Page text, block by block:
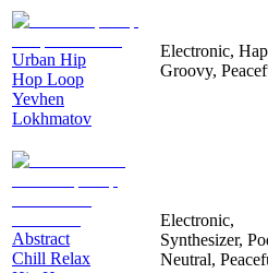
Urban Hip
Hop Loop
Yevhen
Lokhmatov
Electronic,
Groovy,
Abstract
Chill Relax
Electronic,
Synthesizer,
Neutral,